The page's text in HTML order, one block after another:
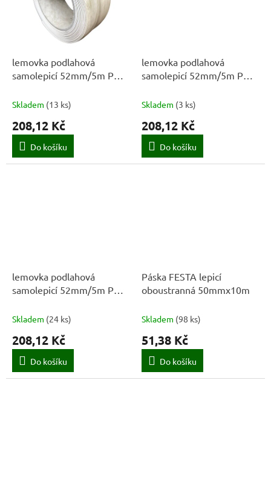
lemovka podlahová
samolepicí 52mm/5m PVC
Skladem (13 ks)
208,12 Kč
Do košíku
lemovka podlahová
samolepicí 52mm/5m PVC
Skladem (3 ks)
208,12 Kč
Do košíku
lemovka podlahová
samolepicí 52mm/5m PVC
Skladem (24 ks)
208,12 Kč
Do košíku
Páska FESTA lepicí
oboustranná 50mmx10m
Skladem (98 ks)
51,38 Kč
Do košíku